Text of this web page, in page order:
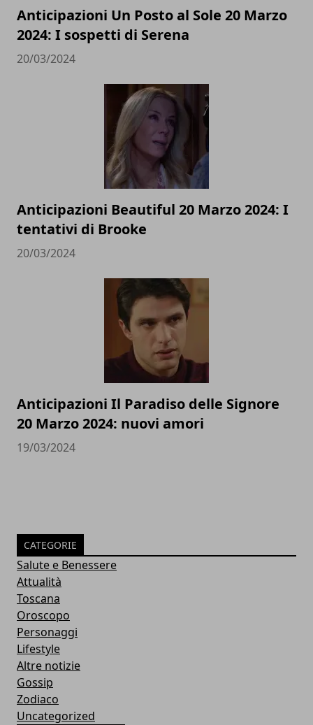
Anticipazioni Un Posto al Sole 20 Marzo
2024: I sospetti di Serena
20/03/2024
Anticipazioni Beautiful 20 Marzo 2024: I
tentativi di Brooke
20/03/2024
Anticipazioni Il Paradiso delle Signore
20 Marzo 2024: nuovi amori
19/03/2024
CATEGORIE
Salute e Benessere
Attualità
Toscana
Oroscopo
Personaggi
Lifestyle
Altre notizie
Gossip
Zodiaco
Uncategorized